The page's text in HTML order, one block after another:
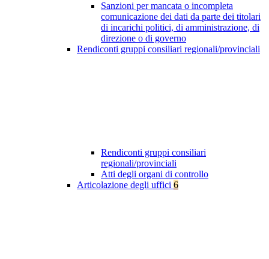
Sanzioni per mancata o incompleta
comunicazione dei dati da parte dei titolari
di incarichi politici, di amministrazione, di
direzione o di governo
Rendiconti gruppi consiliari regionali/provinciali
Rendiconti gruppi consiliari
regionali/provinciali
Atti degli organi di controllo
Articolazione degli uffici 6